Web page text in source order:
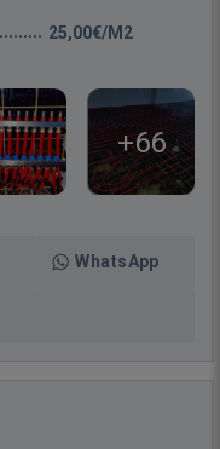
25,00€/M2
+66
WhatsApp